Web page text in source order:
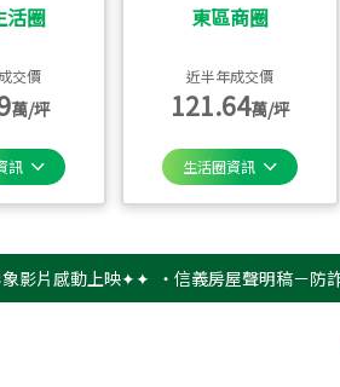
活圈
交價
萬/坪
訊
東區商圈
近半年成交價
121.64萬/坪
生活圈資訊
動上映✦✦ ‧信義房屋聲明稿－防詐騙提醒